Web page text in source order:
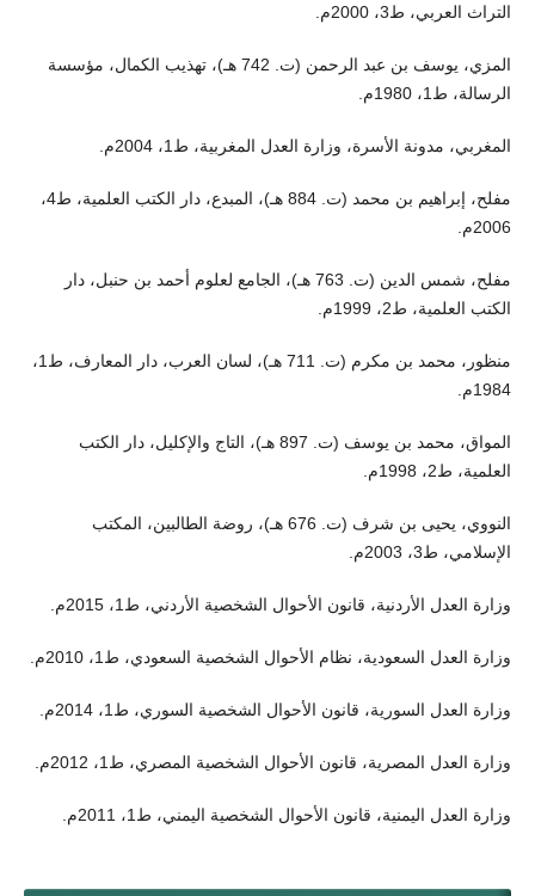
التراث العربي، ط3، 2000م.
المزي، يوسف بن عبد الرحمن (ت. 742 هـ)، تهذيب الكمال، مؤسسة
الرسالة، ط1، 1980م.
المغربي، مدونة الأسرة، وزارة العدل المغربية، ط1، 2004م.
مفلح، إبراهيم بن محمد (ت. 884 هـ)، المبدع، دار الكتب العلمية، ط4،
2006م.
مفلح، شمس الدين (ت. 763 هـ)، الجامع لعلوم أحمد بن حنبل، دار
الكتب العلمية، ط2، 1999م.
منظور، محمد بن مكرم (ت. 711 هـ)، لسان العرب، دار المعارف، ط1،
1984م.
المواق، محمد بن يوسف (ت. 897 هـ)، التاج والإكليل، دار الكتب
العلمية، ط2، 1998م.
النووي، يحيى بن شرف (ت. 676 هـ)، روضة الطالبين، المكتب
الإسلامي، ط3، 2003م.
وزارة العدل الأردنية، قانون الأحوال الشخصية الأردني، ط1، 2015م.
وزارة العدل السعودية، نظام الأحوال الشخصية السعودي، ط1، 2010م.
وزارة العدل السورية، قانون الأحوال الشخصية السوري، ط1، 2014م.
وزارة العدل المصرية، قانون الأحوال الشخصية المصري، ط1، 2012م.
وزارة العدل اليمنية، قانون الأحوال الشخصية اليمني، ط1، 2011م.